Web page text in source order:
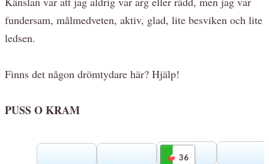
fundersam, målmedveten, aktiv, glad, lite besviken och lite
ledsen.
Finns det någon drömtydare här? Hjälp!
PUSS O KRAM
36
Gilla